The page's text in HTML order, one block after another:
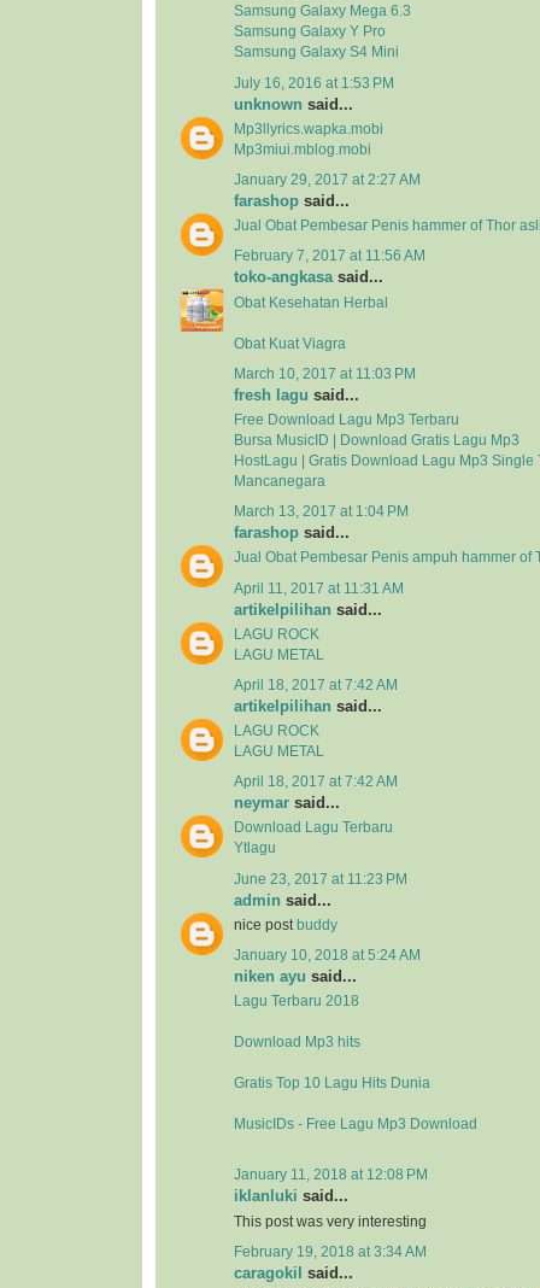
Samsung Galaxy Mega 6.3
Samsung Galaxy Y Pro
Samsung Galaxy S4 Mini
July 16, 2016 at 1:53 PM
unknown said...
Mp3llyrics.wapka.mobi
Mp3miui.mblog.mobi
January 29, 2017 at 2:27 AM
farashop said...
Jual Obat Pembesar Penis hammer of Thor
February 7, 2017 at 11:56 AM
toko-angkasasaid...
Obat Kesehatan Herbal
Obat Kuat Viagra
March 10, 2017 at 11:03 PM
fresh lagu said...
Free Download Lagu Mp3 Terbaru
Bursa MusicID | Download Gratis Lagu Mp3
HostLagu | Gratis Download Lagu Mp3 Single
Mancanegara
March 13, 2017 at 1:04 PM
farashop said...
Jual Obat Pembesar Penis ampuh hammer of
April 11, 2017 at 11:31 AM
artikelpilihan said...
LAGU ROCK
LAGU METAL
April 18, 2017 at 7:42 AM
artikelpilihan said...
LAGU ROCK
LAGU METAL
April 18, 2017 at 7:42 AM
neymar said...
Download Lagu Terbaru
Ytlagu
June 23, 2017 at 11:23 PM
admin said...
nice post buddy
January 10, 2018 at 5:24 AM
niken ayu said...
Lagu Terbaru 2018
Download Mp3 hits
Gratis Top 10 Lagu Hits Dunia
MusicIDs - Free Lagu Mp3 Download
January 11, 2018 at 12:08 PM
iklanluki said...
This post was very interesting
February 19, 2018 at 3:34 AM
caragokil said...